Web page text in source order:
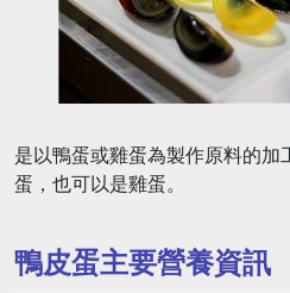
是以鴨蛋或雞蛋為製作原料的加
蛋，也可以是雞蛋。
鴨皮蛋主要營養資訊